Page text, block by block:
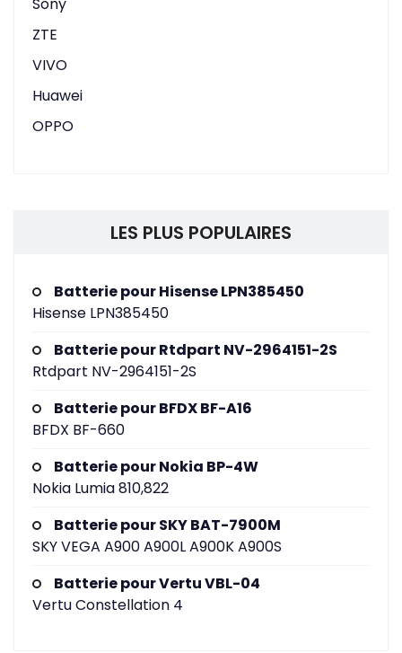
ZTE
VIVO
Huawei
OPPO
LES PLUS POPULAIRES
Batterie pour Hisense LPN385450
Hisense LPN385450
Batterie pour Rtdpart NV-2964151-2S
Rtdpart NV-2964151-2S
Batterie pour BFDX BF-A16
BFDX BF-660
Batterie pour Nokia BP-4W
Nokia Lumia 810,822
Batterie pour SKY BAT-7900M
SKY VEGA A900 A900L A900K A900S
Batterie pour Vertu VBL-04
Vertu Constellation 4